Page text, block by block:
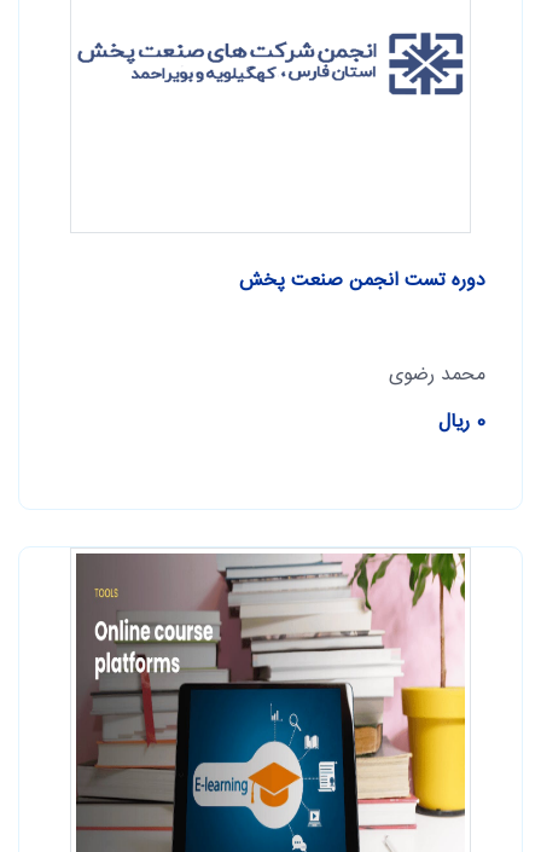
دوره تست انجمن صنعت پخش
محمد رضوی
0 ریال